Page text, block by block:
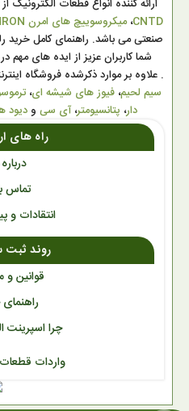
ارائه کننده انواع قطعات الکترونیک
CNTD،میکروسوییچ های امرن OMRON
صنعتی می باشد. راهنمای کامل خرید
شما کاربران عزیز از ایده های
. علاوه بر موارد ذکرشده فروشگاه
سیم لحیم، فیوز های شیشه ای،
دار، پتانسیومتر،آی سی ودیود
راه های
تماس
انتقادات و
روند
قوانین و
چرا اسپرینت
واردات